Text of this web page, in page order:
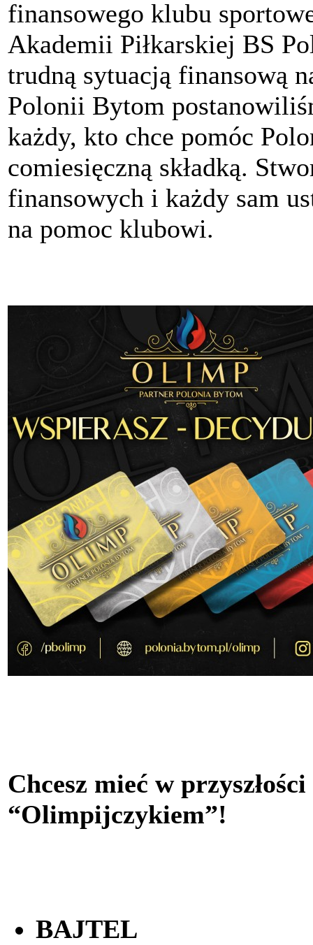
finansowego klubu
Akademii Piłkarskiej BS
trudną sytuacją finansową
Polonii Bytom
każdy, kto chce pomóc
comiesięczną składką.
finansowych i każdy sam
na pomoc klubowi.
Chcesz mieć w
“Olimpijczykiem”!
BAJTEL